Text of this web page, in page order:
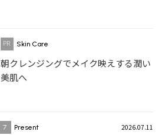
Skin Care
朝クレンジングでメイク映えする潤い
美肌へ
7 Present 2026.07.11